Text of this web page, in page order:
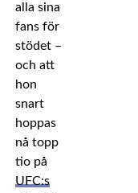
alla sina
fans för
stödet –
och att
hon
snart
hoppas
nå topp
tio på
UFC:s